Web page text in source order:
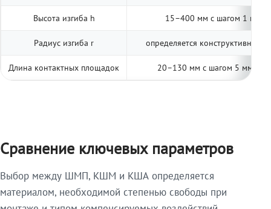
Высота изгиба h 15–400 мм с шагом 1 мм
Радиус изгиба r определяется конструктивно;
Длина контактных площадок 20–130 мм с шагом 5 мм
Сравнение ключевых параметров
Выбор между ШМП, КШМ и КША определяется
материалом, необходимой степенью свободы при